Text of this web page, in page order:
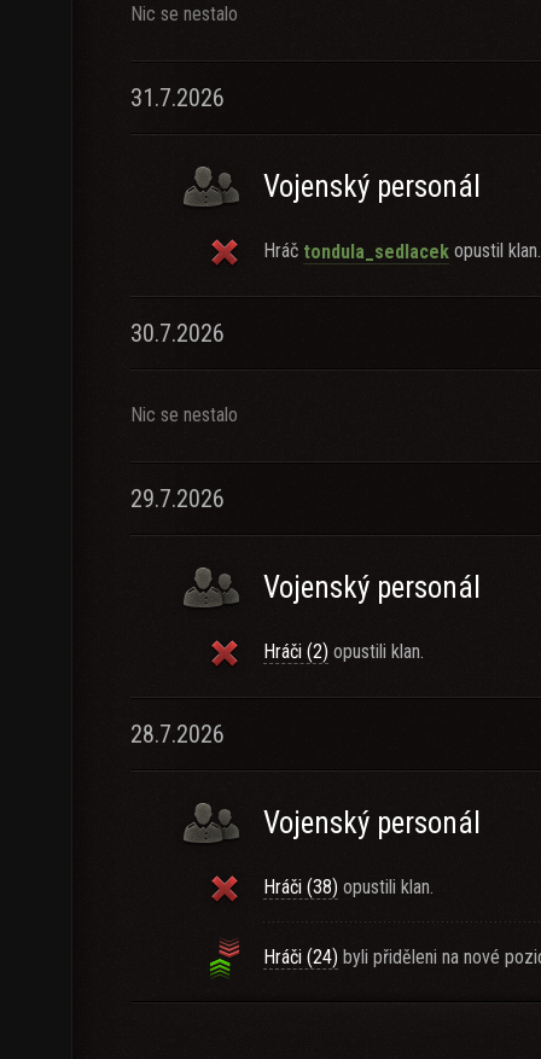
Nic se nestalo
31.7.2026
Vojenský personál
Hráč tondula_sedlacek opustil klan.
30.7.2026
Nic se nestalo
29.7.2026
Vojenský personál
Hráči (2) opustili klan.
28.7.2026
Vojenský personál
Hráči (38) opustili klan.
Hráči (24) byli přiděleni na nové